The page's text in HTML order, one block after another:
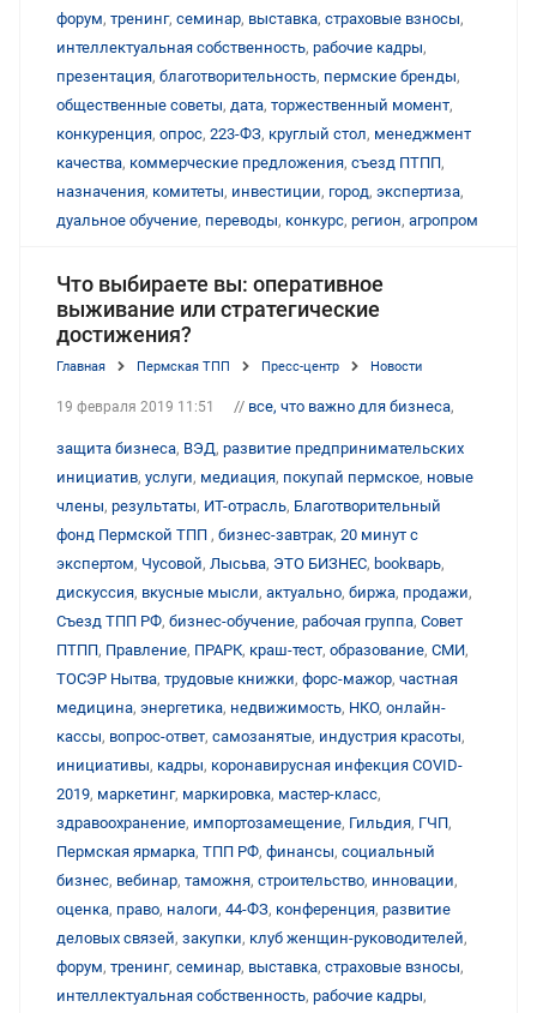
форум, тренинг, семинар, выставка, страховые взносы,
интеллектуальная собственность, рабочие кадры,
презентация, благотворительность, пермские бренды,
общественные советы, дата, торжественный момент,
конкуренция, опрос, 223-ФЗ, круглый стол, менеджмент
качества, коммерческие предложения, съезд ПТПП,
назначения, комитеты, инвестиции, город, экспертиза,
дуальное обучение, переводы, конкурс, регион, агропром
Что выбираете вы: оперативное
выживание или стратегические
достижения?
Главная Пермская ТПП Пресс-центр Новости
19 февраля 2019 11:51 // все, что важно для бизнеса,
защита бизнеса, ВЭД, развитие предпринимательских
инициатив, услуги, медиация, покупай пермское, новые
члены, результаты, ИТ-отрасль, Благотворительный
фонд Пермской ТПП , бизнес-завтрак, 20 минут с
экспертом, Чусовой, Лысьва, ЭТО БИЗНЕС, bookварь,
дискуссия, вкусные мысли, актуально, биржа, продажи,
Съезд ТПП РФ, бизнес-обучение, рабочая группа, Совет
ПТПП, Правление, ПРАРК, краш-тест, образование, СМИ,
ТОСЭР Нытва, трудовые книжки, форс-мажор, частная
медицина, энергетика, недвижимость, НКО, онлайн-
кассы, вопрос-ответ, самозанятые, индустрия красоты,
инициативы, кадры, коронавирусная инфекция COVID-
2019, маркетинг, маркировка, мастер-класс,
здравоохранение, импортозамещение, Гильдия, ГЧП,
Пермская ярмарка, ТПП РФ, финансы, социальный
бизнес, вебинар, таможня, строительство, инновации,
оценка, право, налоги, 44-ФЗ, конференция, развитие
деловых связей, закупки, клуб женщин-руководителей,
форум, тренинг, семинар, выставка, страховые взносы,
интеллектуальная собственность, рабочие кадры,